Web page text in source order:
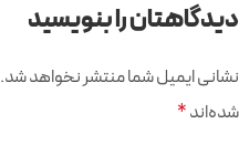
دیدگاهتان را بنویسید
نشانی ایمیل شما منتشر نخواهد شد.
شده‌اند*